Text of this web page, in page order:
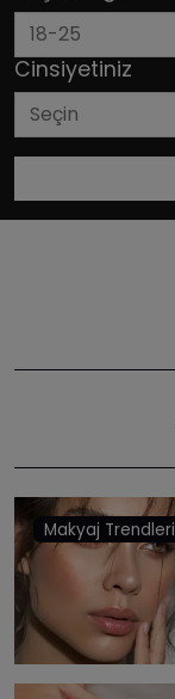
Cinsiyetiniz
Makyaj Trendleri